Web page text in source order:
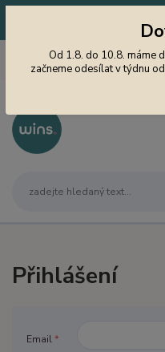
začneme odesílat v týdnu
605 747 185
Jsme tu pro Vás od 9 do 15
hodin
Přihlášení
Email*
Od 1.8. do 10.8. máme
začneme odesílat v týdnu